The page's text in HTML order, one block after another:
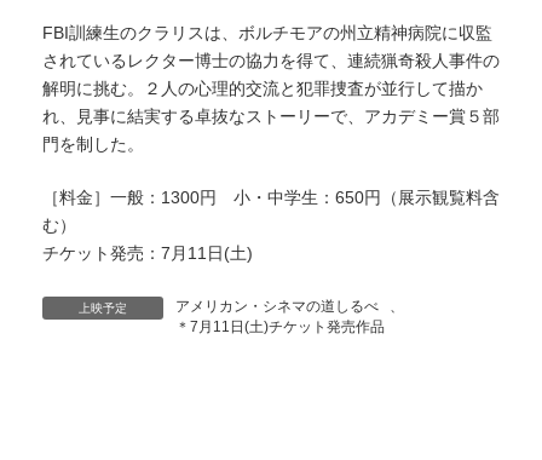
FBI訓練生のクラリスは、ボルチモアの州立精神病院に収監
されているレクター博士の協力を得て、連続猟奇殺人事件の
解明に挑む。２人の心理的交流と犯罪捜査が並行して描か
れ、見事に結実する卓抜なストーリーで、アカデミー賞５部
門を制した。
［料金］一般：1300円 小・中学生：650円（展示観覧料含
む）
チケット発売：7月11日(土)
上映予定 アメリカン・シネマの道しるべ
、
＊7月11日(土)チケット発売作品